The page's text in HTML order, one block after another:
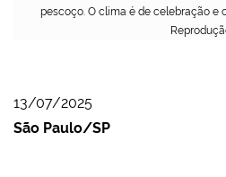
pescoço. O clima é de celebração e
13/07/2025
São Paulo/SP